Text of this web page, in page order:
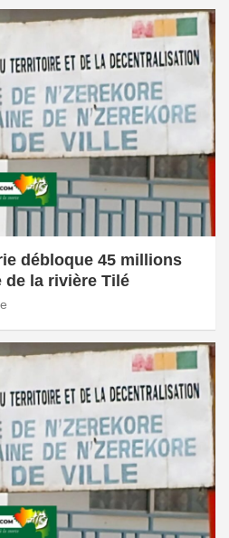
débloque 45 millions
de la rivière Tilé